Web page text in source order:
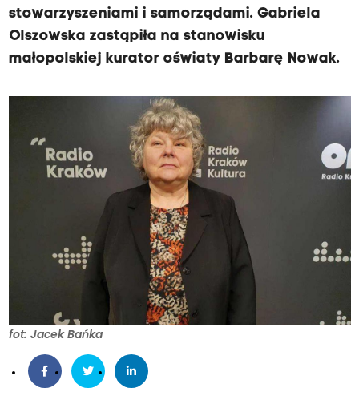
stowarzyszeniami i samorządami. Gabriela
Olszowska zastąpiła na stanowisku
małopolskiej kurator oświaty Barbarę Nowak.
fot: Jacek Bańka